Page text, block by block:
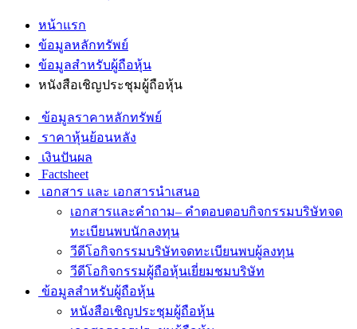
หน้าแรก
ข้อมูลหลักทรัพย์
ข้อมูลสำหรับผู้ถือหุ้น
หนังสือเชิญประชุมผู้ถือหุ้น
ข้อมูลราคาหลักทรัพย์
ราคาหุ้นย้อนหลัง
เงินปันผล
Factsheet
เอกสาร และ เอกสารนำเสนอ
เอกสารและคำถาม– คำตอบตอบกิจกรรมบริษัทจด
ทะเบียนพบนักลงทุน
วีดีโอกิจกรรมบริษัทจดทะเบียนพบผู้ลงทุน
วีดีโอกิจกรรมผู้ถือหุ้นเยี่ยมชมบริษัท
ข้อมูลสำหรับผู้ถือหุ้น
หนังสือเชิญประชุมผู้ถือหุ้น